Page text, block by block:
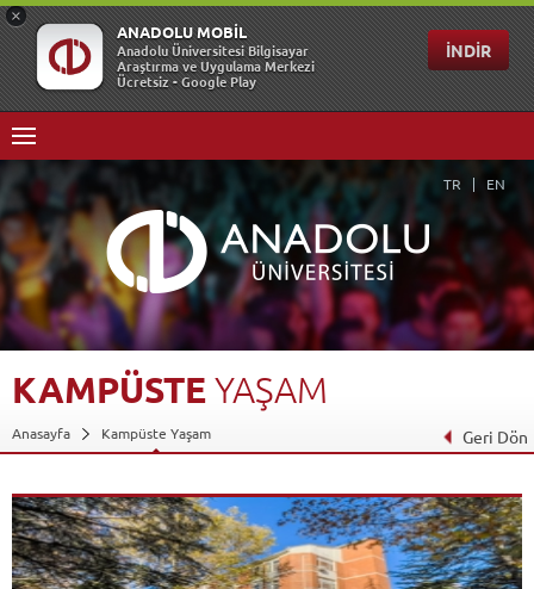
TR EN
KAMPÜSTEYAŞAM
Anasayfa Kampüste Yaşam Geri Dön